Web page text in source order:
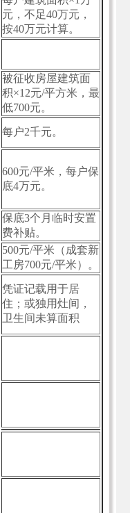
元，不足40万元，
按40万元计算。
被征收房屋建筑面
积×12元/平方米，最
低700元。
每户2千元。
600元/平米，每户保
底4万元。
保底3个月临时安置
费补贴。
500元/平米（成套新
工房700元/平米）。
凭证记载用于居
住；或独用灶间，
卫生间未算面积